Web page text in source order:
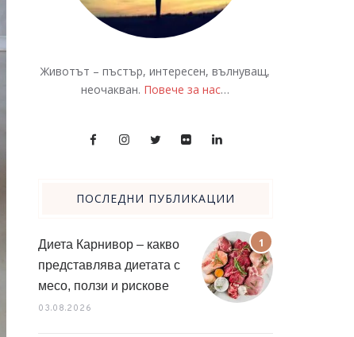
Животът – пъстър, интересен, вълнуващ,
неочакван. Повече за нас…
ПОСЛЕДНИ ПУБЛИКАЦИИ
Диета Карнивор – какво
представлява диетата с
месо, ползи и рискове
03.08.2026